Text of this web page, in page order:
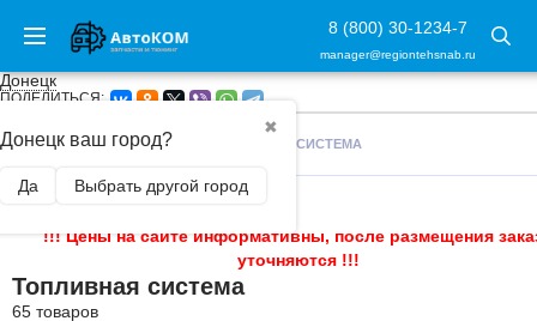
8 (800) 30-1234-7
manager@regiontehsnab.ru
Донецк
✖
Донецк ваш город?
Да Выбрать другой город
ПОДЕЛИТЬСЯ:
ГЛАВНАЯ / ЗАПЧАСТИ ТОПЛИВНАЯ СИСТЕМА
!!! Цены на сайте информативны, после размещения
уточняются !!!
Топливная система
65 товаров